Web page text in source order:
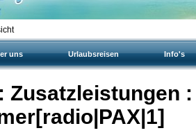
uns Urlaubsreisen Info's
Zusatzleistungen